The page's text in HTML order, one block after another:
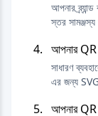
আপনার
স্তর
আপনার
সাধারণ
এর জন্য
আপনার QR